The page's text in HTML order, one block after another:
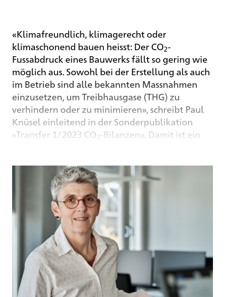
«Klimafreundlich, klimagerecht oder
klimaschonend bauen heisst: Der CO2-
Fussabdruck eines Bauwerks fällt so gering wie
möglich aus. Sowohl bei der Erstellung als auch
im Betrieb sind alle bekannten Massnahmen
einzusetzen, um Treibhausgase (THG) zu
verhindern oder zu minimieren», schreibt Paul
Knüsel einleitend in der Sonderpublikation
«Transfer 1/2023 CO2-Bilanzen». Damit ist ein
Stichworten umrissen: Erstellung, Betrieb,
Treibhausgase verhindern, Treibhausgase
minimieren.
Treibhausgasemissionen sind
umgangssprachlich unter dem Begriff CO
Fussabdruck (Carbon-Footprint) bekannt. Er
fasst eine Gruppe von Gasen zusammen:
Kohlendioxid, Methan, Lachgas, Stickstoff und
andere. Vor allem Kohlendioxid, also CO2, gilt